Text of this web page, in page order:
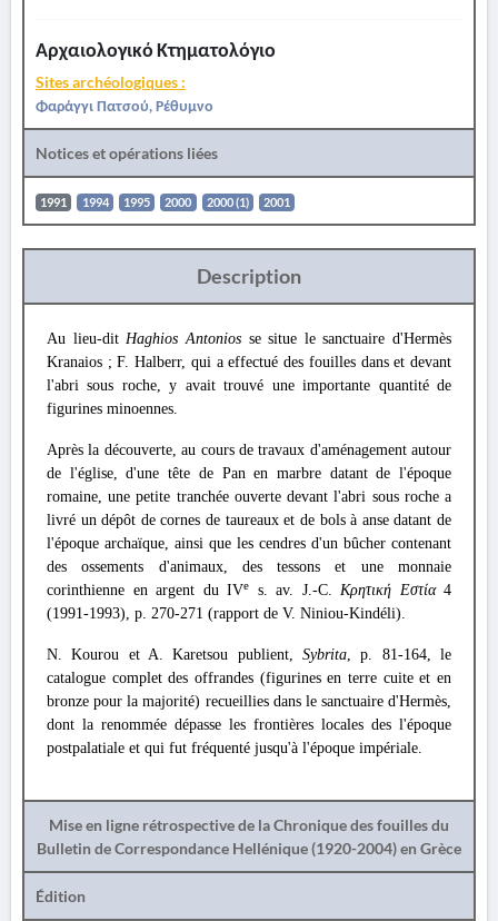
Αρχαιολογικό Κτηματολόγιο
Sites archéologiques :
Φαράγγι Πατσού, Ρέθυμνο
Notices et opérations liées
1991 1994 1995 2000 2000 (1) 2001
Description
Au lieu-ditHaghios Antoniosse situe le sanctuaire d'Hermès
Kranaios ; F. Halberr, qui a effectué des fouilles dans et devant
l'abri sous roche, y avait trouvé une importante quantité de
figurines minoennes.
Après la découverte, au cours de travaux d'aménagement autour
de l'église, d'une tête de Pan en marbre datant de l'époque
romaine, une petite tranchée ouverte devant l'abri sous roche a
livré un dépôt de cornes de taureaux et de bols à anse datant de
l'époque archaïque, ainsi que les cendres d'un bûcher contenant
des ossements d'animaux, des tessons et une monnaie
corinthienne en argent du IVe s. av. J.-C. Κρητική Εστία4
(1991-1993), p. 270-271 (rapport de V. Niniou-Kindéli).
N. Kourou et A. Karetsou publient, Sybrita, p. 81-164, le
catalogue complet des offrandes (figurines en terre cuite et en
bronze pour la majorité) recueillies dans le sanctuaire d'Hermès,
dont la renommée dépasse les frontières locales des l'époque
postpalatiale et qui fut fréquenté jusqu'à l'époque impériale.
Mise en ligne rétrospective de la Chronique des fouilles du
Bulletin de Correspondance Hellénique (1920-2004) en Grèce
Édition